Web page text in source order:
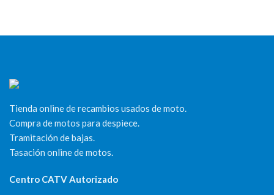
Tienda online de recambios usados de moto.
Compra de motos para despiece.
Tramitación de bajas.
Tasación online de motos.
Centro CATV Autorizado